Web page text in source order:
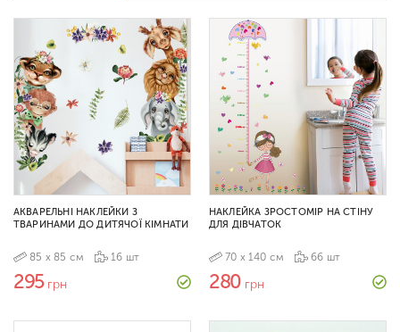
АКВАРЕЛЬНІ НАКЛЕЙКИ З
ТВАРИНАМИ ДО ДИТЯЧОЇ КІМНАТИ
85 х 85 см 16 шт
295грн
НАКЛЕЙКА ЗРОСТОМІР НА СТІНУ
ДЛЯ ДІВЧАТОК
70 х 140 см 66 шт
280 грн